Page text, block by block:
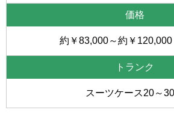
約￥83,000～約￥120,000
スーツケース20～